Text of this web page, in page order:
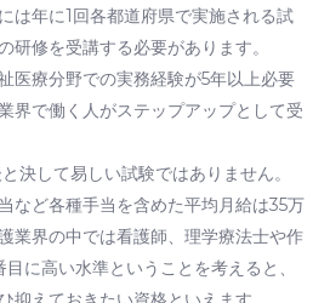
は年に1回各都道府県で実施される試
研修を受講する必要があります。
医療分野での実務経験が5年以上必要
界で働く人がステップアップとして受
決して易しい試験ではありません。
など各種手当を含めた平均月給は35万
業界の中では看護師、理学療法士や作
に高い水準ということを考えると、